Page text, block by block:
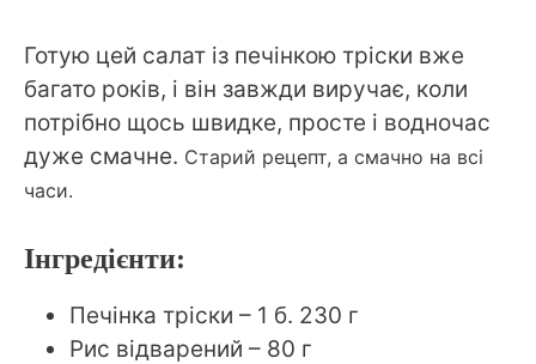
Готую цей салат із печінкою тріски вже
багато років, і він завжди виручає, коли
потрібно щось швидке, просте і водночас
дуже смачне. Старий рецепт, а смачно на всі
часи.
Інгредієнти:
Печінка тріски – 1 б. 230 г
Рис відварений – 80 г